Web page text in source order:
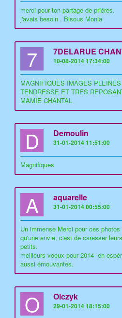
merci pour ton partage de prières.
j'avais besoin . Bisous Monia
7 7DELARUE
10-08-2014 17:34:00
MAGNIFIQUES IMAGES
TENDRESSE ET TRES
MAMIE CHANTAL
D Demoulin
31-01-2014 11:51:00
Magnifiques
A aquarelle
31-01-2014 00:55:00
Un immense Merci pour ces
qu'une envie, c'est de caresser
petits.
meilleurs voeux pour 2014- en
aussi émouvantes.
O Olczyk
29-01-2014 18:15:00